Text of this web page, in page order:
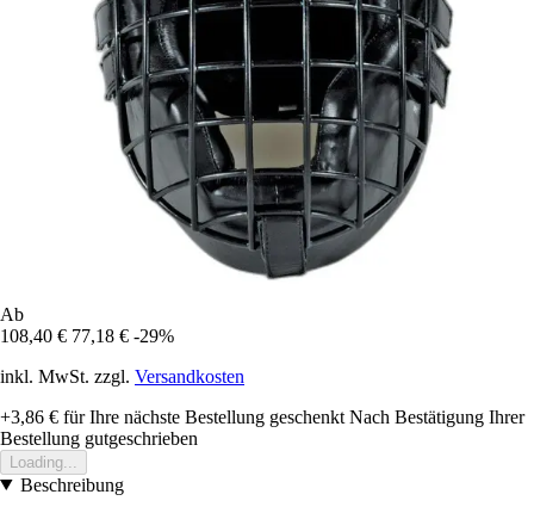
Ab
108,40 € 77,18 € -29%
inkl. MwSt. zzgl. Versandkosten
+3,86 € für Ihre nächste Bestellung geschenkt Nach Bestätigung Ihrer
Bestellung gutgeschrieben
Loading...
Beschreibung